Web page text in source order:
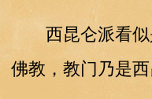
西昆仑派看似
佛教，教门乃是西